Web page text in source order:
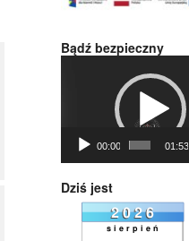
Bądź bezpieczny
00:00 01:53
Dziś jest